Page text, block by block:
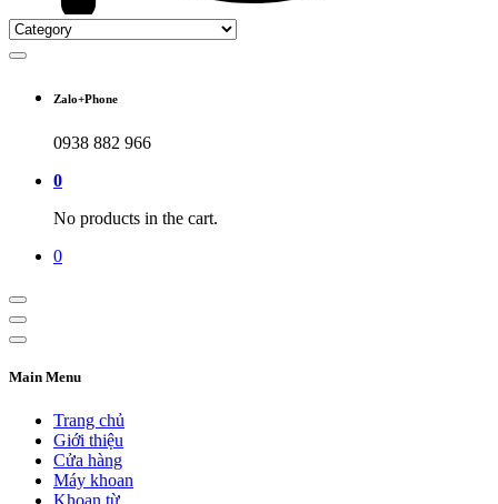
Zalo+Phone
0938 882 966
0
No products in the cart.
0
Main Menu
Trang chủ
Giới thiệu
Cửa hàng
Máy khoan